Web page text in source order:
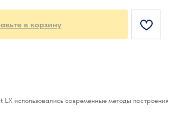
в корзину
использовались современные методы построения